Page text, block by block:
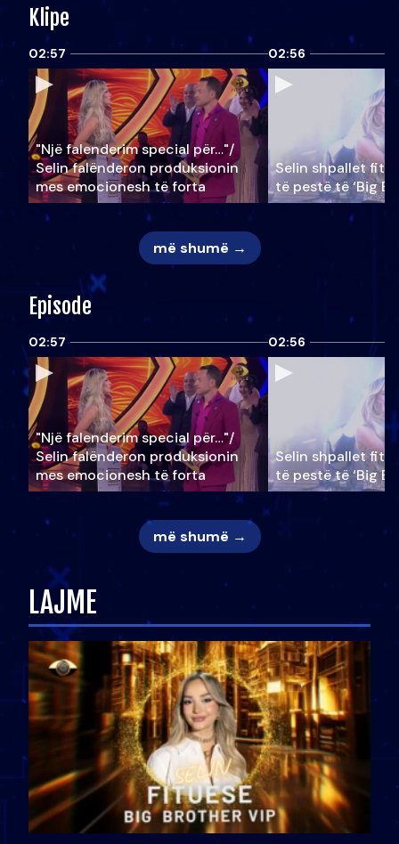
Klipe
02:57
"Një falenderim special për…"/
Selin falënderon produksionin
mes emocionesh të forta
02:56
Selin shpallet
të pestë të ‘Big
më shumë →
Episode
02:57
"Një falenderim special për…"/
Selin falënderon produksionin
mes emocionesh të forta
02:56
Selin shpallet
të pestë të ‘Big
më shumë →
LAJME